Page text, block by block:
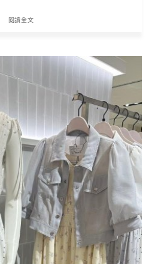
閱讀全文